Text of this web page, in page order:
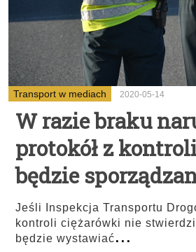
Transport w mediach 2020-05-14
W razie braku
protokół z
będzie
Jeśli Inspekcja Transportu
kontroli ciężarówki nie
będzie wystawiać...